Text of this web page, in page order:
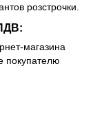
розстрочки.
магазина
покупателю